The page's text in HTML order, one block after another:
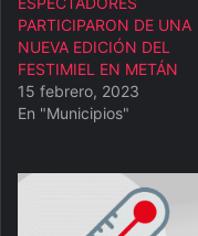
PARTICIPARON DE UNA
NUEVA EDICIÓN DEL
FESTIMIEL EN METÁN
15 febrero, 2023
En "Municipios"